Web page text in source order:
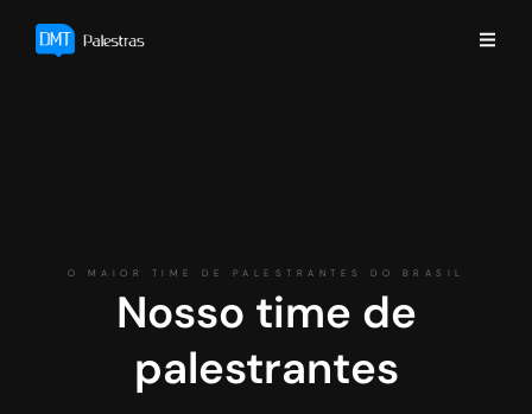
O MAIOR TIME DE PALESTRANTES DO BRASIL
Nosso time de
palestrantes